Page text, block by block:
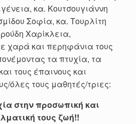
κα. Κουτσουγιάννη
Σοφία, κα. Τουρλίτη
Χαρίκλεια,
χαρά και περηφάνια τους
τα πτυχία, τα
τους έπαινους και
όλες τους μαθητές/τριες:
στην προσωπική και
τους ζωή!!